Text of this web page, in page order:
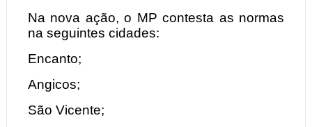
Na nova ação, o MP contesta as normas
na seguintes cidades:
Encanto;
Angicos;
São Vicente;